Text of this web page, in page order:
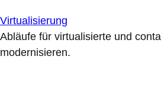
Virtualisierung
Abläufe für virtualisierte und
modernisieren.